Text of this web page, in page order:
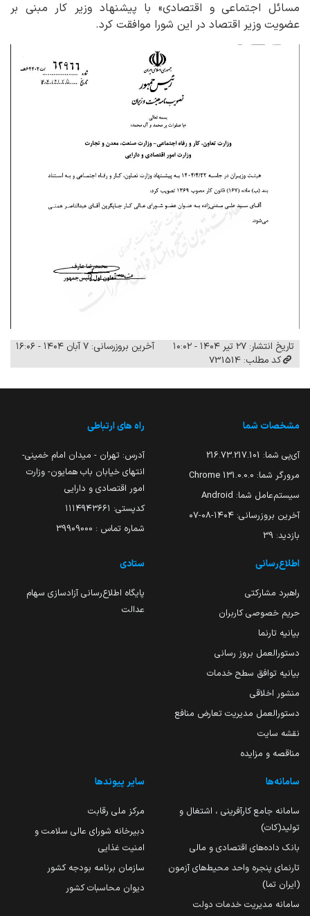
مسائل اجتماعی و اقتصادی» با پیشنهاد وزیر کار مبنی بر
عضویت وزیر اقتصاد در این شورا موافقت کرد.
تاریخ انتشار: ۲۷ تیر ۱۴۰۴ - ۱۰:۰۲
آخرین بروزرسانی: ۷ آبان ۱۴۰۴ - ۱۶:۰۶
کد مطلب: 731514
مشخصات شما
آی‌پی شما: 216.73.217.101
مرورگر شما: 131.0.0.0 Chrome
سیستم‌عامل شما: Android
آخرین بروزرسانی: ۱۴۰۴-۰۸-۰۷
بازدید: 39
راه های ارتباطی
آدرس: تهران - میدان امام خمینی-
انتهای خیابان باب همایون- وزارت
امور اقتصادی و دارایی
کدپستی: ۱۱۱۴۹۴۳۶۶۱
شماره تماس : 39909000
اطلاع‌رسانی
راهبرد مشارکتی
حریم خصوصی کاربران
بیانیه تارنما
دستورالعمل بروز رسانی
بیانیه توافق سطح خدمات
منشور اخلاقی
دستورالعمل مدیریت تعارض منافع
نقشه سایت
مناقصه و مزایده
ستادی
پایگاه اطلاع‌رسانی آزادسازی سهام
عدالت
سامانه‌ها
سامانه جامع کارآفرینی ، اشتغال و
تولید(کات)
بانک داده‌های اقتصادی و مالی
تارنمای پنجره واحد محیط‌های آزمون
(ایران تما)
سامانه مدیریت خدمات دولت
سایر پیوندها
مرکز ملی رقابت
دبیرخانه شورای عالی سلامت و
امنیت غذایی
سازمان برنامه بودجه کشور
دیوان محاسبات کشور